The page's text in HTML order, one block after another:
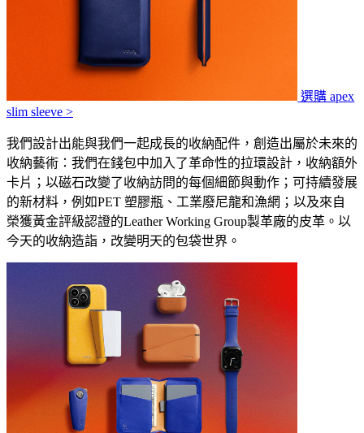
選購 apex
slim sleeve >
我們設計出能與我們一起成長的收納配件，創造出屬於未來的
收納藝術：我們在錢包中加入了革命性的拉環設計，收納額外
卡片；以磁石改變了收納訪問的每個細節與動作；可持續發展
的新材料，例如PET 塑膠瓶、工業廢尼龍和漁網；以及來自
榮獲黃金評級認證的Leather Working Group製革廠的皮革。以
今天的收納造詣，改變明天的包袋世界。